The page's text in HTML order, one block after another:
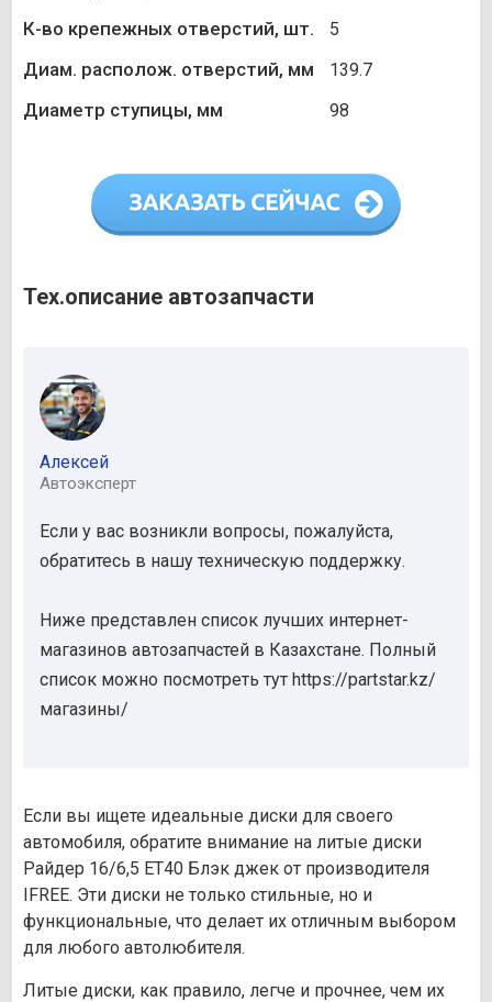
К-во крепежных отверстий, шт. 5
Диам. располож. отверстий, мм 139.7
Диаметр ступицы, мм 98
Тех.описание автозапчасти
Алексей
Автоэксперт
Если у вас возникли вопросы, пожалуйста,
обратитесь в нашу техническую поддержку.
Ниже представлен список лучших интернет-
магазинов автозапчастей в Казахстане. Полный
список можно посмотреть тут https://partstar.kz/
магазины/
Если вы ищете идеальные диски для своего
автомобиля, обратите внимание на литые диски
Райдер 16/6,5 ET40 Блэк джек от производителя
IFREE. Эти диски не только стильные, но и
функциональные, что делает их отличным выбором
для любого автолюбителя.
Литые диски, как правило, легче и прочнее, чем их